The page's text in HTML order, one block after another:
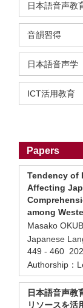
日本語音声教
音韻習得
日本語音声学
ICT活用教育
Papers
Tendency of
Affecting
among
Masako
Japanese
449 - 460
Authorship：
日本語音声
リソースを